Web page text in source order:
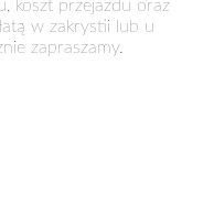
koszt przejazdu oraz
w zakrystii lub u
zapraszamy.